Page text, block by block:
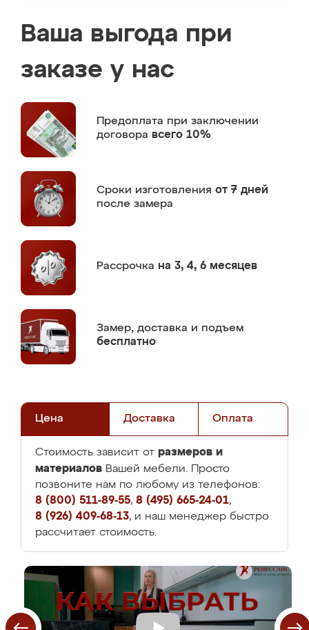
Ваша выгода при
заказе у нас
Предоплата при заключении
договора всего 10%
Сроки изготовления от 7 дней
после замера
Рассрочка на 3, 4, 6 месяцев
Замер, доставка и подъем
бесплатно
Цена Доставка Оплата
Стоимость зависит от размеров и
материалов Вашей мебели. Просто
позвоните нам по любому из телефонов:
8 (800) 511-89-55, 8 (495) 665-24-01,
8 (926) 409-68-13, и наш менеджер быстро
рассчитает стоимость.